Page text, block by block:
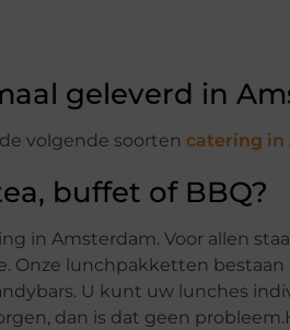
geleverd in
volgende soorten catering in
buffet of BBQ?
in Amsterdam. Voor allen
Onze lunchpakketten
U kunt uw lunches
dan is dat geen